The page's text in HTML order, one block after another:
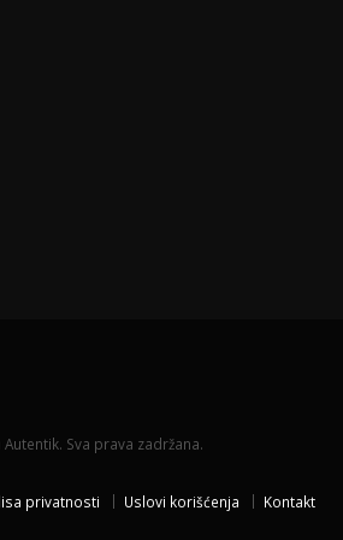
Sva prava zadržana.
privatnosti Uslovi korišćenja Kontakt